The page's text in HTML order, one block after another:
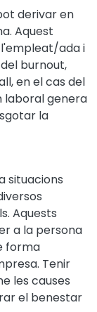
derivar en
Aquest
ada i
burnout,
en el cas del
laboral genera
la
situacions
Aquests
a la persona
forma
Tenir
les causes
el benestar